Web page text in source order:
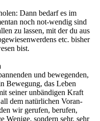
Dann bedarf es im
noch not-wendig sind
zu lassen, mit der du aus
etc. bisher
bist.
und bewegenden,
Bewegung, das Leben
seiner unbändigen Kraft
dem natürlichen Voran-
wir gerufen, berufen,
Wenige, sondern sehr, sehr